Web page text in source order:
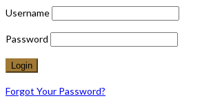
Username
Password
Forgot Your Password?